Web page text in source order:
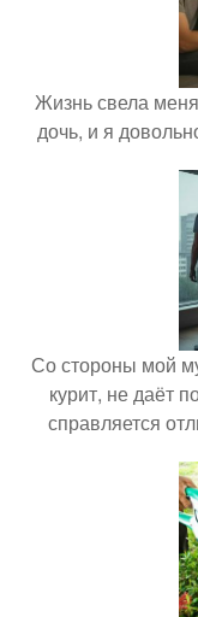
Жизнь свела
дочь, и я
Со стороны мой
курит, не даёт
справляется